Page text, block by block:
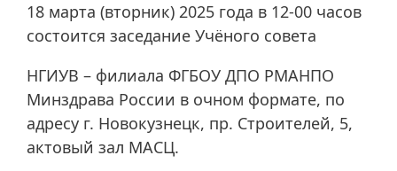
18 марта (вторник) 2025 года в 12-00 часов
состоится заседание Учёного совета
НГИУВ – филиала ФГБОУ ДПО РМАНПО
Минздрава России в очном формате, по
адресу г. Новокузнецк, пр. Строителей, 5,
актовый зал МАСЦ.